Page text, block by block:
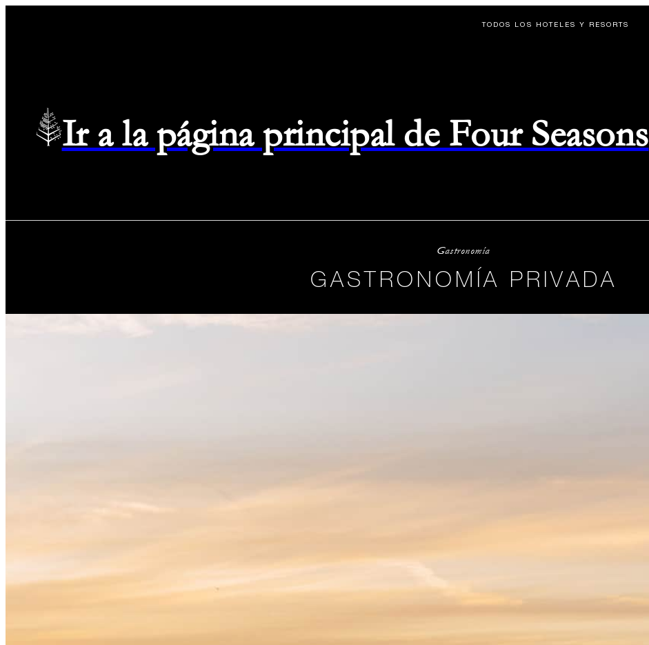
TODOS LOS HOTELES Y RESORTS
Ir a la página principal de Four Seasons
Gastronomía
GASTRONOMÍA PRIVADA